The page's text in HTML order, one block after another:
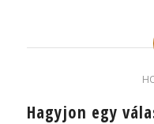
Hagyjon egy